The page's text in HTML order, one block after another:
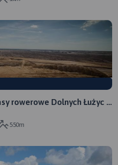
rowerowe Dolnych Łużyc i
550m